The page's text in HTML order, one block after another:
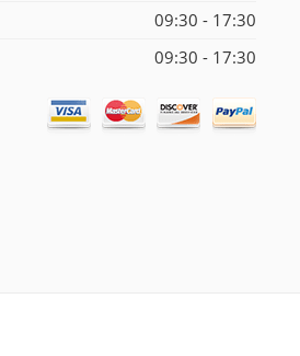
09:30 - 17:30
09:30 - 17:30